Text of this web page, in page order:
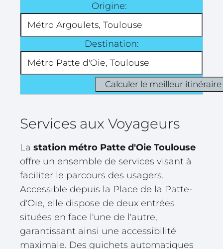
Origine:
Destination:
Services aux Voyageurs
La station métro Patte d'Oie Toulouse
offre un ensemble de services visant à
faciliter le parcours des usagers.
Accessible depuis la Place de la Patte-
d'Oie, elle dispose de deux entrées
situées en face l'une de l'autre,
garantissant ainsi une accessibilité
maximale. Des guichets automatiques